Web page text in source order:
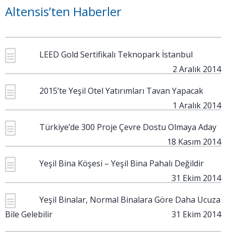
Altensis’ten Haberler
LEED Gold Sertifikalı Teknopark İstanbul
2 Aralık 2014
2015’te Yeşil Otel Yatırımları Tavan Yapacak
1 Aralık 2014
Türkiye’de 300 Proje Çevre Dostu Olmaya Aday
18 Kasım 2014
Yeşil Bina Köşesi – Yeşil Bina Pahalı Değildir
31 Ekim 2014
Yeşil Binalar, Normal Binalara Göre Daha Ucuza
Bile Gelebilir
31 Ekim 2014